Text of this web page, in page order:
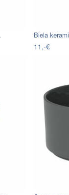
Biela
11,-€